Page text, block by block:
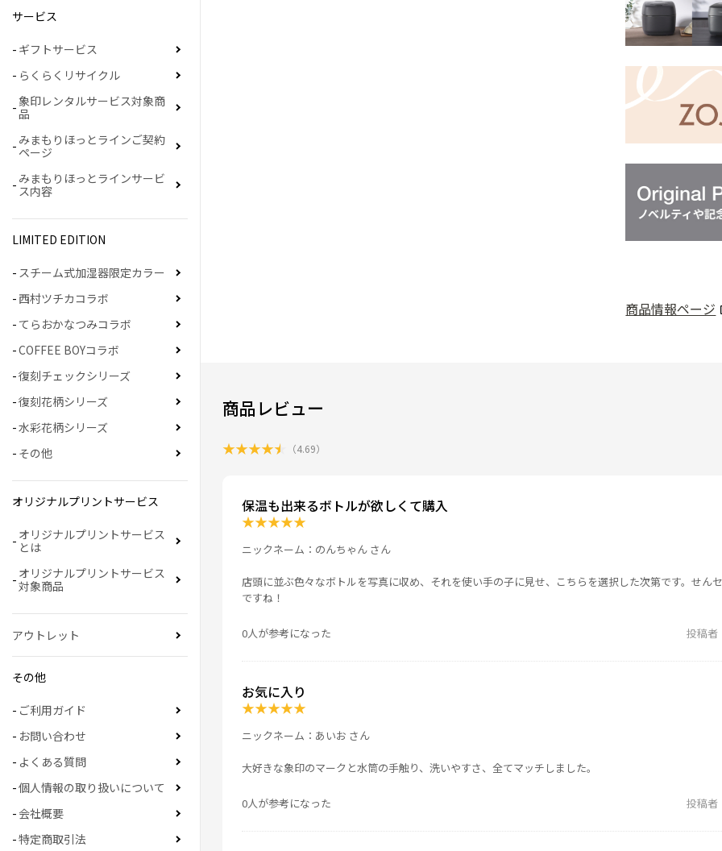
商品情報ページ
商品レビュー
★★★★★ （4.69）
保温も出来るボトルが欲しくて購入
★★★★★
ニックネーム：のんちゃん さん
店頭に並ぶ色々なボトルを写真に収め、それを使い手の子に見せ、こちらを選択した次第です。せ
ですね！
0人が参考になった 投稿者
お気に入り
★★★★★
ニックネーム：あいお さん
大好きな象印のマークと水筒の手触り、洗いやすさ、全てマッチしました。
0人が参考になった 投稿者
サービス
ギフトサービス
らくらくリサイクル
象印レンタルサービス対象商
品
みまもりほっとラインご契約
ページ
みまもりほっとラインサービ
ス内容
LIMITED EDITION
スチーム式加湿器限定カラー
西村ツチカコラボ
てらおかなつみコラボ
COFFEE BOYコラボ
復刻チェックシリーズ
復刻花柄シリーズ
水彩花柄シリーズ
その他
オリジナルプリントサービス
オリジナルプリントサービス
とは
オリジナルプリントサービス
対象商品
アウトレット
その他
ご利用ガイド
お問い合わせ
よくある質問
個人情報の取り扱いについて
会社概要
特定商取引法